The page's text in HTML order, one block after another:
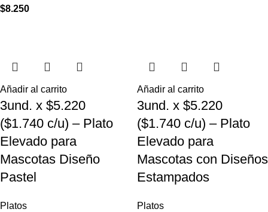
$8.250
Añadir al carrito
3und. x $5.220
($1.740 c/u) – Plato
Elevado para
Mascotas Diseño
Pastel
Platos
Añadir al carrito
3und. x $5.220
($1.740 c/u) – Plato
Elevado para
Mascotas con Diseños
Estampados
Platos